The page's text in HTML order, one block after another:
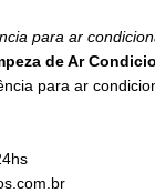
para ar
de Ar
para ar